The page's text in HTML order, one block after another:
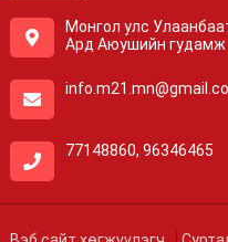
Монгол улс
Ард Аюушийн гудамж
77148860, 96346465